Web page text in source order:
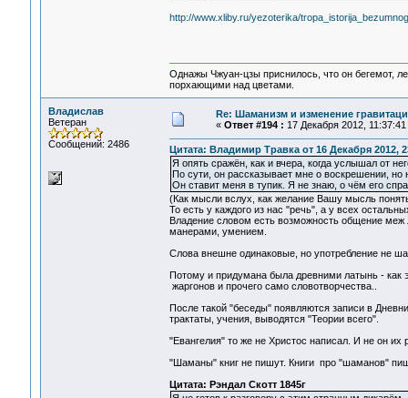
http://www.xliby.ru/yezoterika/
Однажы Чжуан-цзы приснилось, что он бегемот,
порхающими над цветами.
Владислав
Ветеран
Сообщений: 2486
Re: Шаманизм и изменение
« Ответ #194 : 17 Декабря 2012, 11:37:41
Цитата: Владимир Травка от 16 Декабря 2012,
Я опять сражён, как и вчера, когда услышал от
По сути, он рассказывает мне о воскрешении, но
Он ставит меня в тупик. Я не знаю, о чём его
(Как мысли вслух, как желание Вашу мысль
То есть у каждого из нас "речь", а у всех
Владение словом есть возможность общение
манерами, умением.
Слова внешне одинаковые, но употребление не
Потому и придумана была древними латынь - как
жаргонов и прочего само словотворчества..
После такой "беседы" появляются записи в
трактаты, учения, выводятся "Теории всего".
"Евангелия" то же не Христос написал. И не он их
"Шаманы" книг не пишут. Книги про "шаманов"
Цитата: Рэндал Скотт 1845г